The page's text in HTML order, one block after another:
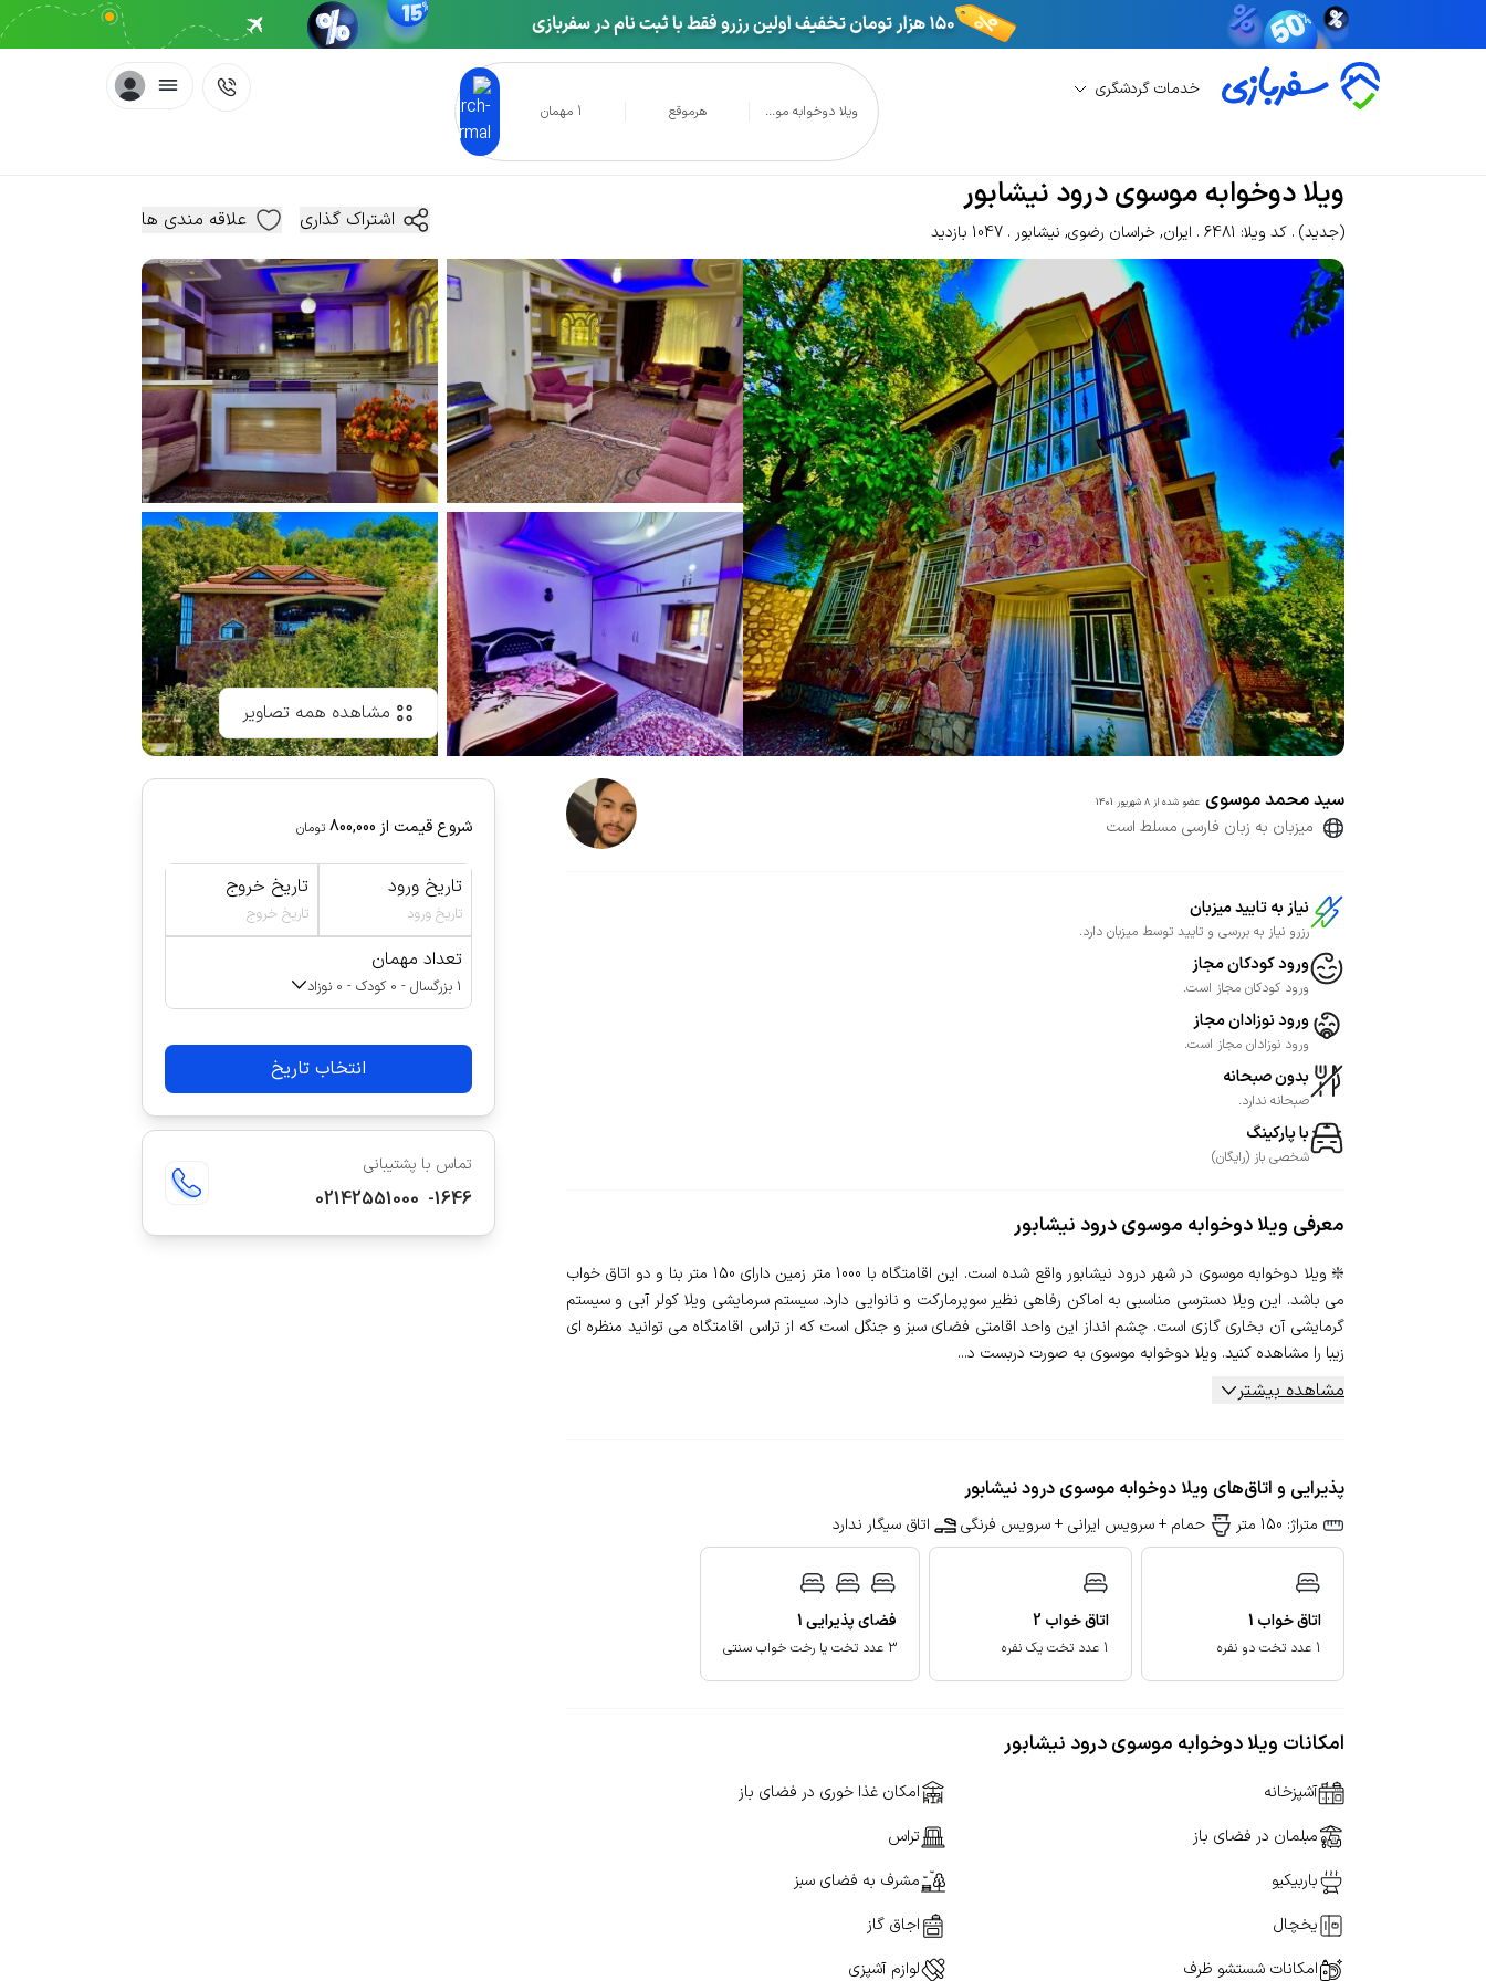
خدمات گردشگری
ویلا دوخوابه مو... هرموقع 1 مهمان
ویلا دوخوابه موسوی درود نیشابور
(جدید) کد ویلا: 6481 ایران,خراسان رضوی, نیشابور 1047 بازدید اشتراک گذاری علاقه مندی ها
مشاهده همه تصاویر
سید محمد موسوی عضو شده از 8 شهریور 1401
میزبان به زبان فارسی مسلط است
نیاز به تایید میزبان
رزرو نیاز به بررسی و تایید توسط میزبان دارد.
ورود کودکان مجاز
ورود کودکان مجاز است.
ورود نوزادان مجاز
ورود نوزادان مجاز است.
بدون صبحانه
صبحانه ندارد.
با پارکینگ
شخصی باز (رایگان)
معرفی ویلا دوخوابه موسوی درود نیشابور
❇️ ویلا دوخوابه موسوی در شهر درود نیشابور واقع شده است. این اقامتگاه با 1000 متر زمین دارای 150 متر بنا و دو اتاق خواب
می باشد. این ویلا دسترسی مناسبی به اماکن رفاهی نظیر سوپرمارکت و نانوایی دارد. سیستم سرمایشی ویلا کولر آبی و سیستم
گرمایشی آن بخاری گازی است. چشم انداز این واحد اقامتی فضای سبز و جنگل است که از تراس اقامتگاه می توانید منظره ای
زیبا را مشاهده کنید. ویلا دوخوابه موسوی به صورت دربست د...
مشاهده بیشتر
پذیرایی و اتاق‌های ویلا دوخوابه موسوی درود نیشابور
متراژ: 150 متر حمام + سرویس ایرانی + سرویس فرنگی اتاق سیگار ندارد
اتاق خواب 1
1 عدد تخت دو نفره
اتاق خواب 2
1 عدد تخت یک نفره
فضای پذیرایی1
3 عدد تخت یا رخت خواب سنتی
امکانات ویلا دوخوابه موسوی درود نیشابور
آشپزخانه
امکان غذا خوری در فضای باز
مبلمان در فضای باز
تراس
باربیکیو
مشرف به فضای سبز
یخچال
اجاق گاز
امکانات شستشو ظرف
لوازم آشپزی
شروع قیمت از 800,000 تومان
تاریخ ورود
تاریخ ورود
تاریخ خروج
تاریخ خروج
تعداد مهمان
1 بزرگسال - 0 کودک - 0 نوزاد
انتخاب تاریخ
تماس با پشتیبانی
02142551000 -1646